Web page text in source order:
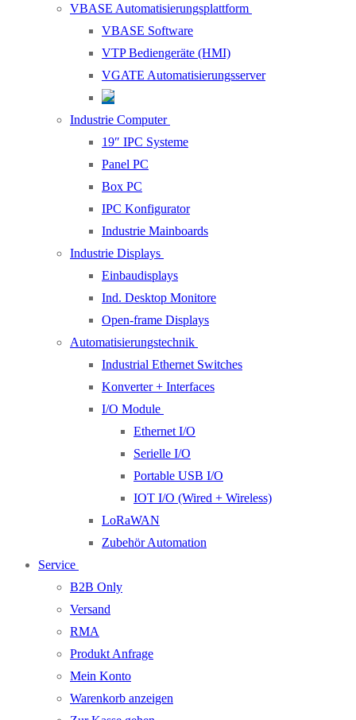
VBASE Automatisierungsplattform
VBASE Software
VTP Bediengeräte (HMI)
VGATE Automatisierungsserver
Industrie Computer
19″ IPC Systeme
Panel PC
Box PC
IPC Konfigurator
Industrie Mainboards
Industrie Displays
Einbaudisplays
Ind. Desktop Monitore
Open-frame Displays
Automatisierungstechnik
Industrial Ethernet Switches
Konverter + Interfaces
I/O Module
Ethernet I/O
Serielle I/O
Portable USB I/O
IOT I/O (Wired + Wireless)
LoRaWAN
Zubehör Automation
Service
B2B Only
Versand
RMA
Produkt Anfrage
Mein Konto
Warenkorb anzeigen